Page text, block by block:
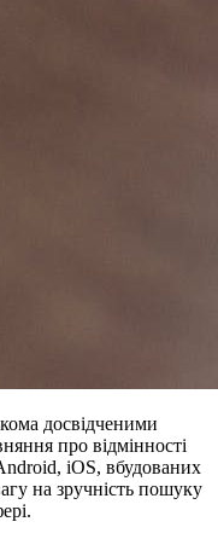
досвідченими
про відмінності
iOS, вбудованих
на зручність пошуку